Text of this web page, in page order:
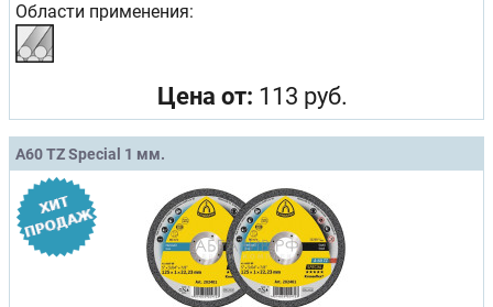
Области применения:
Цена от: 113 руб.
A60 TZ Special 1 мм.